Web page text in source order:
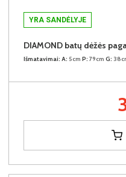
YRA SANDĖLYJE
DIAMOND batų dėžės
Išmatavimai: A: 5cm P: 79cm G: